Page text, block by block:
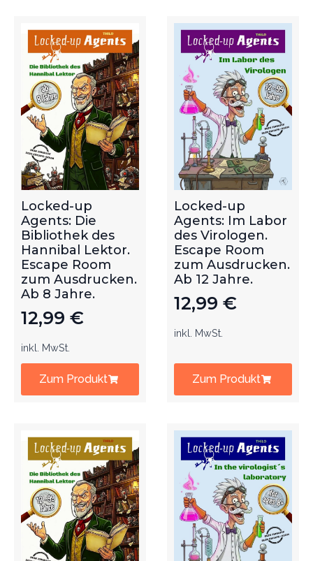
Locked-up
Agents: Die
Bibliothek des
Hannibal Lektor.
Escape Room
zum Ausdrucken.
Ab 8 Jahre.
12,99 €
inkl. MwSt.
Zum Produkt
Locked-up
Agents: Im Labor
des Virologen.
Escape Room
zum Ausdrucken.
Ab 12 Jahre.
12,99 €
inkl. MwSt.
Zum Produkt